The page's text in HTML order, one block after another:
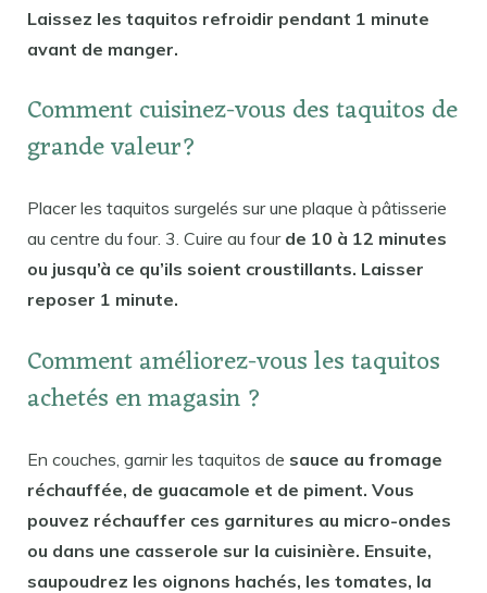
Laissez les taquitos refroidir pendant 1 minute
avant de manger.
Comment cuisinez-vous des taquitos de
grande valeur?
Placer les taquitos surgelés sur une plaque à pâtisserie
au centre du four. 3. Cuire au four de 10 à 12 minutes
ou jusqu’à ce qu’ils soient croustillants. Laisser
reposer 1 minute.
Comment améliorez-vous les taquitos
achetés en magasin ?
En couches, garnir les taquitos de sauce au fromage
réchauffée, de guacamole et de piment. Vous
pouvez réchauffer ces garnitures au micro-ondes
ou dans une casserole sur la cuisinière. Ensuite,
saupoudrez les oignons hachés, les tomates, la